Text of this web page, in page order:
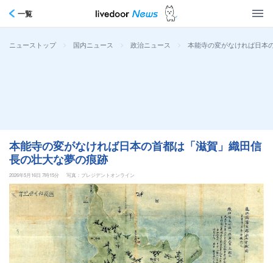
一覧
ニューストップ > 国内ニュース > 政治ニュース > 本能寺の変がなければ日本
本能寺の変がなければ日本の首都は「滋賀」織田信
長の壮大な夢の痕跡
2026年5月16日 7時15分 写真：プレジデントオンライン